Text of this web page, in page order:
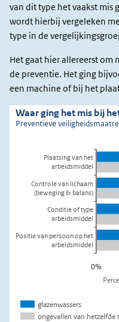
van dit type het vaakst mis
wordt hierbij vergeleken
type in de
Het gaat hier allereerst om
de preventie. Het ging
een machine of bij het